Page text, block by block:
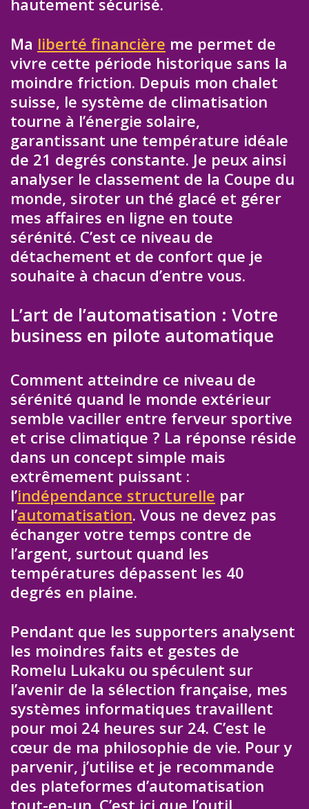
hautement sécurisé.
Ma liberté financière me permet de
vivre cette période historique sans la
moindre friction. Depuis mon chalet
suisse, le système de climatisation
tourne à l’énergie solaire,
garantissant une température idéale
de 21 degrés constante. Je peux ainsi
analyser le classement de la Coupe du
monde, siroter un thé glacé et gérer
mes affaires en ligne en toute
sérénité. C’est ce niveau de
détachement et de confort que je
souhaite à chacun d’entre vous.
L’art de l’automatisation : Votre
business en pilote automatique
Comment atteindre ce niveau de
sérénité quand le monde extérieur
semble vaciller entre ferveur sportive
et crise climatique ? La réponse réside
dans un concept simple mais
extrêmement puissant :
l’indépendance structurelle par
l’automatisation. Vous ne devez pas
échanger votre temps contre de
l’argent, surtout quand les
températures dépassent les 40
degrés en plaine.
Pendant que les supporters analysent
les moindres faits et gestes de
Romelu Lukaku ou spéculent sur
l’avenir de la sélection française, mes
systèmes informatiques travaillent
pour moi 24 heures sur 24. C’est le
cœur de ma philosophie de vie. Pour y
parvenir, j’utilise et je recommande
des plateformes d’automatisation
tout-en-un. C’est ici que l’outil